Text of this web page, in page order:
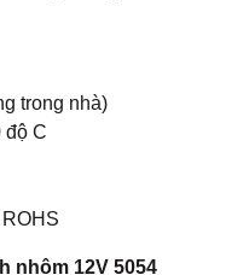
trong nhà)
độ C
nhôm 12V 5054